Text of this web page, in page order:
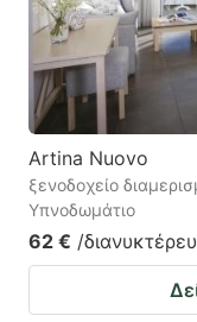
Artina Nuovo
ξενοδοχείο
Υπνοδωμάτιο
62 € /